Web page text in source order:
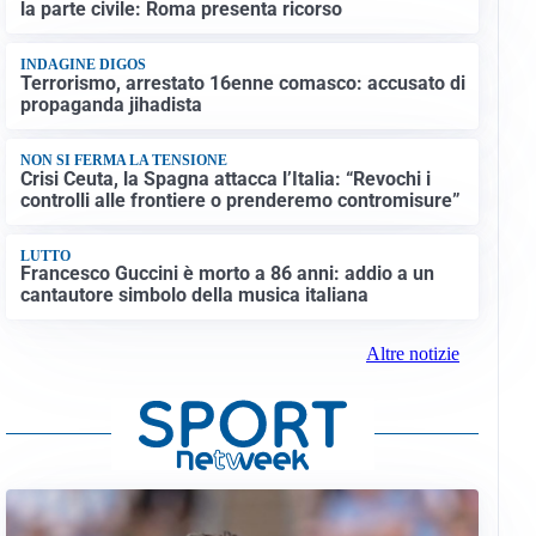
la parte civile: Roma presenta ricorso
INDAGINE DIGOS
Terrorismo, arrestato 16enne comasco: accusato di
propaganda jihadista
NON SI FERMA LA TENSIONE
Crisi Ceuta, la Spagna attacca l’Italia: “Revochi i
controlli alle frontiere o prenderemo contromisure”
LUTTO
Francesco Guccini è morto a 86 anni: addio a un
cantautore simbolo della musica italiana
Altre notizie